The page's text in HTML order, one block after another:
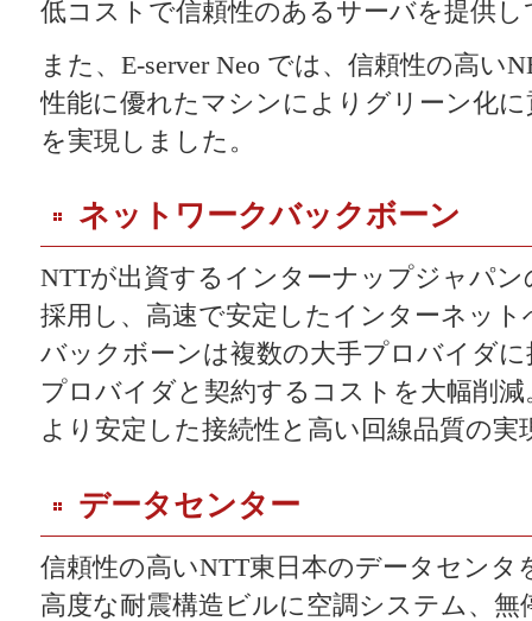
低コストで信頼性のあるサーバを提供し
また、E-server Neo では、信頼性の高い
性能に優れたマシンによりグリーン化
を実現しました。
ネットワークバックボーン
NTTが出資するインターナップジャパ
採用し、高速で安定したインターネッ
バックボーンは複数の大手プロバイダ
プロバイダと契約するコストを大幅削
より安定した接続性と高い回線品質の
データセンター
信頼性の高いNTT東日本のデータセンタ
高度な耐震構造ビルに空調システム、無